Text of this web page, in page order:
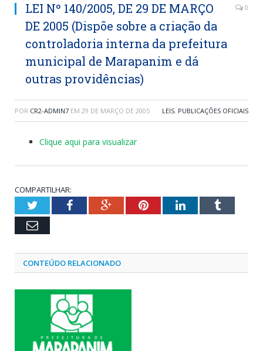
LEI Nº 140/2005, DE 29 DE MARÇO
DE 2005 (Dispõe sobre a criação da
controladoria interna da prefeitura
municipal de Marapanim e dá
outras providências)
0
POR CR2-ADMIN7 EM 29 DE MARÇO DE 2005 LEIS, PUBLICAÇÕES OFICIAIS
Clique aqui para visualizar
COMPARTILHAR:
TwitterFacebookGoogle+PinterestLinkedInTumblr
Email
CONTEÚDO RELACIONADO